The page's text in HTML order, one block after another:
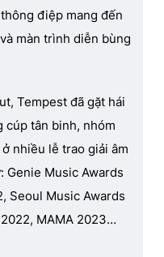
điệp mang đến
màn trình diễn bùng
Tempest đã gặt hái
cúp tân binh, nhóm
nhiều lễ trao giải âm
Genie Music Awards
Seoul Music Awards
MAMA 2023…